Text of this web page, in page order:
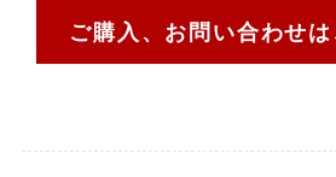
ご購入、お問い合わせ